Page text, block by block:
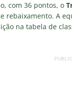
NOTÍCIAS
2026 ] Fortaleza X
Fluminense
com 36 pontos, o
rebaixamento. A
na tabela de